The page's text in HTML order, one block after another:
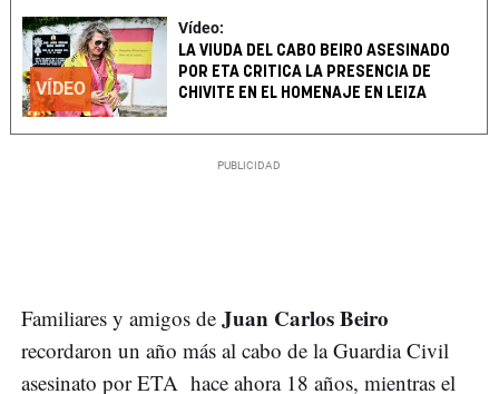
VÍDEO
Vídeo:
LA VIUDA DEL CABO BEIRO ASESINADO
POR ETA CRITICA LA PRESENCIA DE
CHIVITE EN EL HOMENAJE EN LEIZA
Familiares y amigos de Juan Carlos Beiro
recordaron un año más al cabo de la Guardia Civil
asesinato por ETA hace ahora 18 años, mientras el